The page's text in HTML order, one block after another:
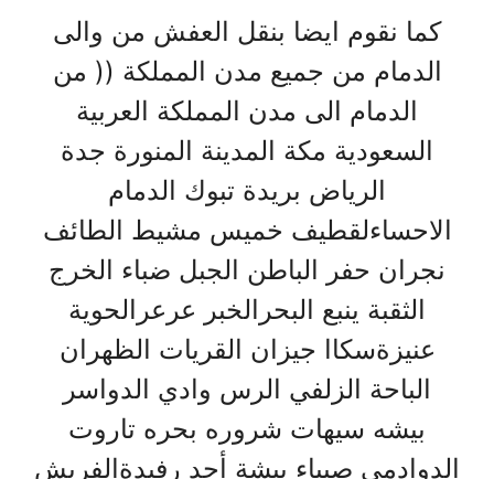
كما نقوم ايضا بنقل العفش من والى
الدمام من جميع مدن المملكة (( من
الدمام الى مدن المملكة العربية
السعودية مكة المدينة المنورة جدة
الرياض بريدة تبوك الدمام
الاحساءلقطيف خميس مشيط الطائف
نجران حفر الباطن الجبل ضباء الخرج
الثقبة ينبع البحرالخبر عرعرالحوية
عنيزةسكاا جيزان القريات الظهران
الباحة الزلفي الرس وادي الدواسر
بيشه سيهات شروره بحره تاروت
الدوادمي صبياء بيشة أحد رفيدةالفريش